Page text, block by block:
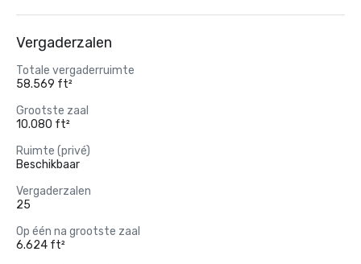
Vergaderzalen
Totale vergaderruimte
58.569 ft²
Grootste zaal
10.080 ft²
Ruimte (privé)
Beschikbaar
Vergaderzalen
25
Op één na grootste zaal
6.624 ft²